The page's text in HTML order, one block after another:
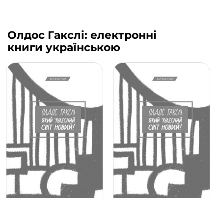
Олдос Гакслі: електронні
книги українською